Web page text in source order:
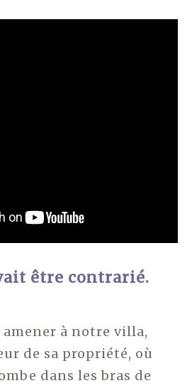
être contrarié.
à notre villa,
de sa propriété, où
dans les bras de